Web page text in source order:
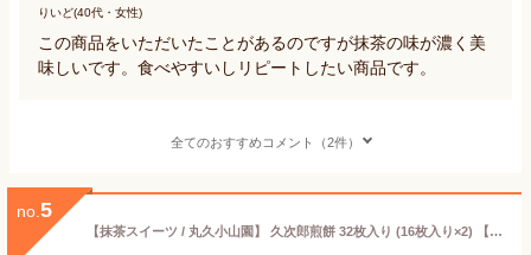
りいど(40代・女性)
この商品をいただいたことがあるのですが抹茶の味が濃く美
味しいです。食べやすいしリピートしたい商品です。
全てのおすすめコメント（2件）
no. 5
【抹茶スイーツ / 丸久小山園】 久次郎煎餅 32枚入り (16枚入り×2) 【和三盆糖】